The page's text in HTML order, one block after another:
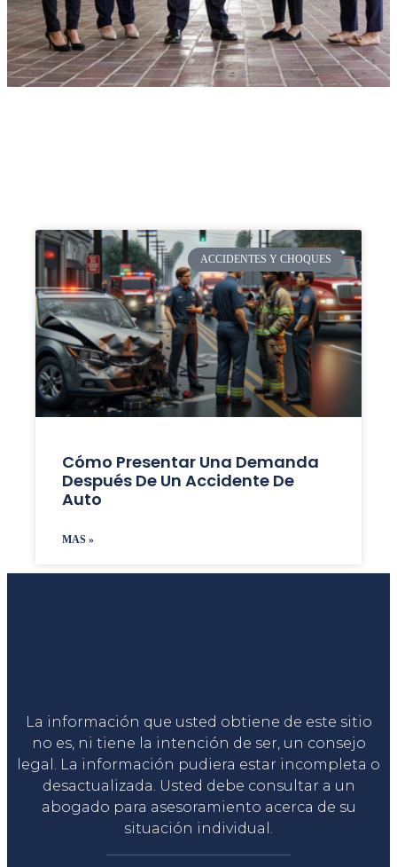
ACCIDENTES Y CHOQUES
Cómo Presentar Una Demanda
Después De Un Accidente De
Auto
MAS »
La información que usted obtiene de este sitio
no es, ni tiene la intención de ser, un consejo
legal. La información pudiera estar incompleta o
desactualizada. Usted debe consultar a un
abogado para asesoramiento acerca de su
situación individual.